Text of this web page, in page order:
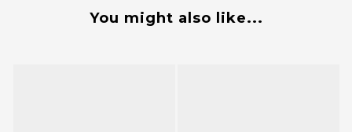
You might also like...